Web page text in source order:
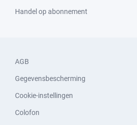
Handel op abonnement
AGB
Gegevensbescherming
Cookie-instellingen
Colofon